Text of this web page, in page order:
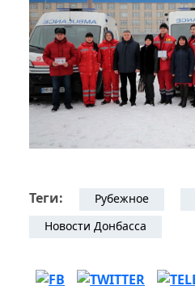
Теги: Рубежное
Новости Донбасса